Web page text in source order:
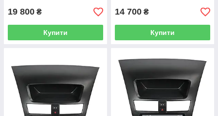
19 800 ₴
Купити
14 700 ₴
Купити